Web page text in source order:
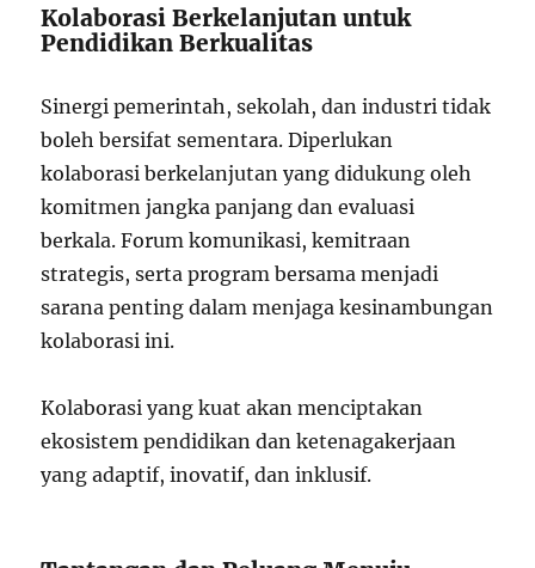
Kolaborasi Berkelanjutan untuk
Pendidikan Berkualitas
Sinergi pemerintah, sekolah, dan industri tidak
boleh bersifat sementara. Diperlukan
kolaborasi berkelanjutan yang didukung oleh
komitmen jangka panjang dan evaluasi
berkala. Forum komunikasi, kemitraan
strategis, serta program bersama menjadi
sarana penting dalam menjaga kesinambungan
kolaborasi ini.
Kolaborasi yang kuat akan menciptakan
ekosistem pendidikan dan ketenagakerjaan
yang adaptif, inovatif, dan inklusif.